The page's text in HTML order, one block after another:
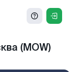
(MOW)